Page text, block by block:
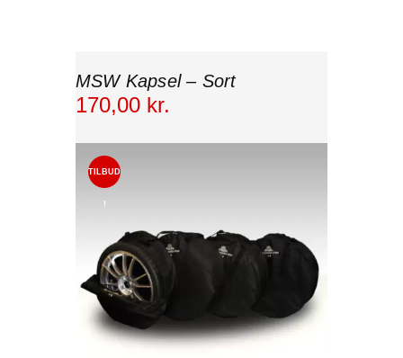
MSW Kapsel – Sort
170,00 kr.
TILBUD
!